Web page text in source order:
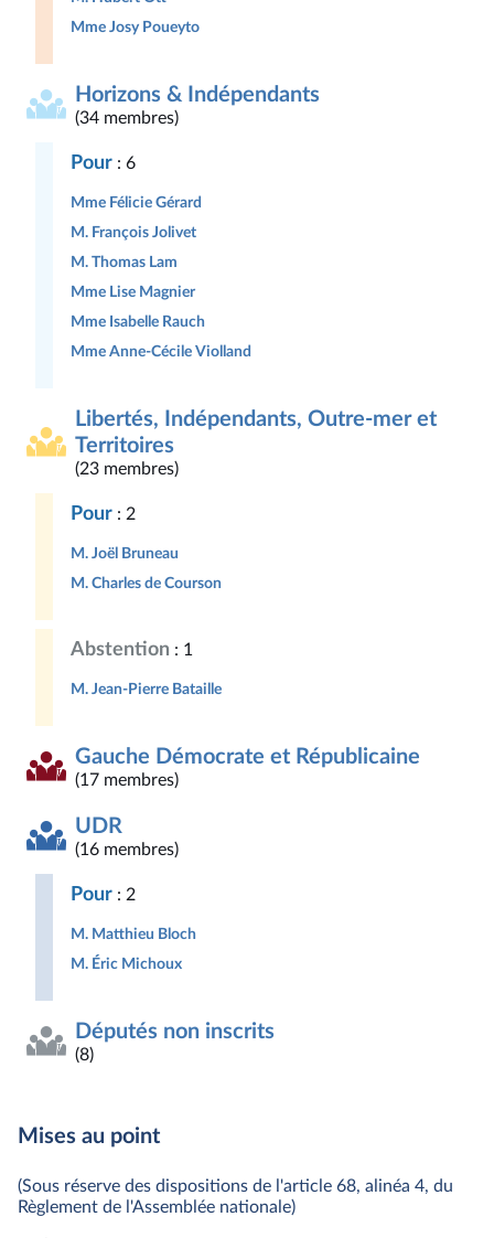
Mme Josy Poueyto
Horizons & Indépendants
(34 membres)
Pour : 6
Mme Félicie Gérard
M. François Jolivet
M. Thomas Lam
Mme Lise Magnier
Mme Isabelle Rauch
Mme Anne-Cécile Violland
Libertés, Indépendants, Outre-mer et
Territoires
(23 membres)
Pour : 2
M. Joël Bruneau
M. Charles de Courson
Abstention : 1
M. Jean-Pierre Bataille
Gauche Démocrate et Républicaine
(17 membres)
UDR
(16 membres)
Pour : 2
M. Matthieu Bloch
M. Éric Michoux
Députés non inscrits
(8)
Mises au point
(Sous réserve des dispositions de l'article 68, alinéa 4, du
Règlement de l'Assemblée nationale)